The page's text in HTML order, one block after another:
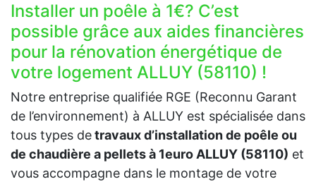
Installer un poêle à 1€? C’est
possible grâce aux aides financières
pour la rénovation énergétique de
votre logement ALLUY (58110) !
Notre entreprise qualifiée RGE (Reconnu Garant
de l’environnement) à ALLUY est spécialisée dans
tous types detravaux d’installation de poêle ou
de chaudière a pellets à 1euro ALLUY (58110) et
vous accompagne dans le montage de votre